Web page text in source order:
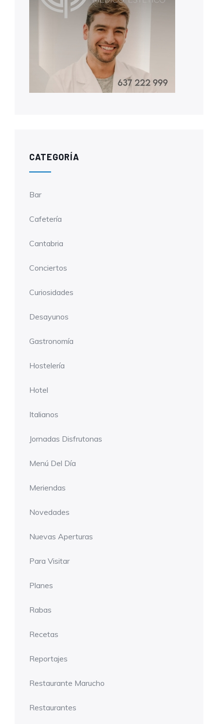
CATEGORÍA
Bar
Cafetería
Cantabria
Conciertos
Curiosidades
Desayunos
Gastronomía
Hostelería
Hotel
Italianos
Jornadas Disfrutonas
Menú Del Día
Meriendas
Novedades
Nuevas Aperturas
Para Visitar
Planes
Rabas
Recetas
Reportajes
Restaurante Marucho
Restaurantes